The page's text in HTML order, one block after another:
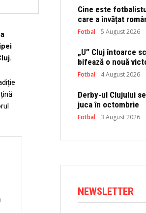
Cine este
care a învățat
Fotbal 5 August 2026
„U” Cluj întoarce
bifează o nouă
Fotbal 4 August 2026
Derby-ul Clujului se
juca în octombrie
Fotbal 3 August 2026
NEWSLETTER